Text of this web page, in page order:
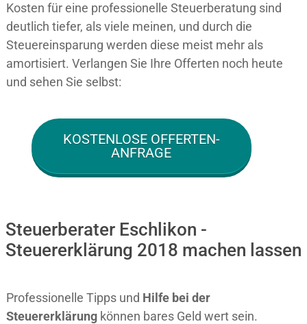
Kosten für eine professionelle Steuerberatung sind
deutlich tiefer, als viele meinen, und durch die
Steuereinsparung werden diese meist mehr als
amortisiert. Verlangen Sie Ihre Offerten noch heute
und sehen Sie selbst:
KOSTENLOSE OFFERTEN-
ANFRAGE
Steuerberater Eschlikon -
Steuererklärung 2018 machen lassen
Professionelle Tipps und Hilfe bei der
Steuererklärung können bares Geld wert sein.